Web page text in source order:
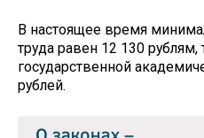
В настоящее время
труда равен 12 130
государственной
рублей.